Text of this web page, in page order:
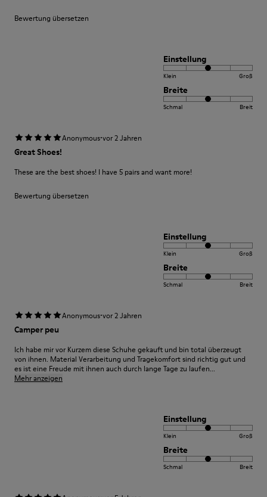
Bewertung übersetzen
Einstellung
Klein Groß
Breite
Schmal Breit
Anonymous·vor 2 Jahren
Great Shoes!
These are the best shoes! I have 5 pairs and want more!
Bewertung übersetzen
Einstellung
Klein Groß
Breite
Schmal Breit
Anonymous·vor 2 Jahren
Camper peu
Ich habe mir vor Kurzem diese Schuhe gekauft und bin total überzeugt
von ihnen. Material Verarbeitung und Tragekomfort sind richtig gut und
es ist eine Freude mit ihnen auch durch lange Tage zu laufen...
Mehr anzeigen
Einstellung
Klein Groß
Breite
Schmal Breit